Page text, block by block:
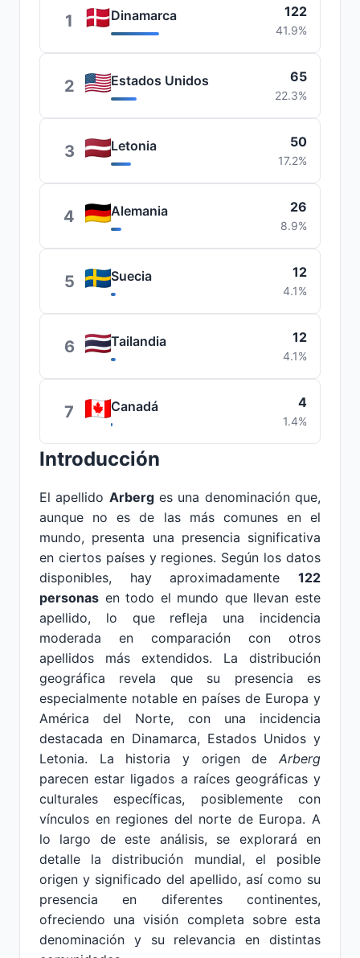
1 Dinamarca 122
41.9%
2 Estados Unidos 65
22.3%
3 Letonia 50
17.2%
4 Alemania 26
8.9%
5 Suecia 12
4.1%
6 Tailandia 12
4.1%
7 Canadá 4
1.4%
Introducción
El apellido Arberges una denominación que,
aunque no es de las más comunes en el
mundo, presenta una presencia significativa
en ciertos países y regiones. Según los datos
disponibles, hay aproximadamente 122
personas en todo el mundo que llevan este
apellido, lo que refleja una incidencia
moderada en comparación con otros
apellidos más extendidos. La distribución
geográfica revela que su presencia es
especialmente notable en países de Europa y
América del Norte, con una incidencia
destacada en Dinamarca, Estados Unidos y
Letonia. La historia y origen de Arberg
parecen estar ligados a raíces geográficas y
culturales específicas, posiblemente con
vínculos en regiones del norte de Europa. A
lo largo de este análisis, se explorará en
detalle la distribución mundial, el posible
origen y significado del apellido, así como su
presencia en diferentes continentes,
ofreciendo una visión completa sobre esta
denominación y su relevancia en distintas